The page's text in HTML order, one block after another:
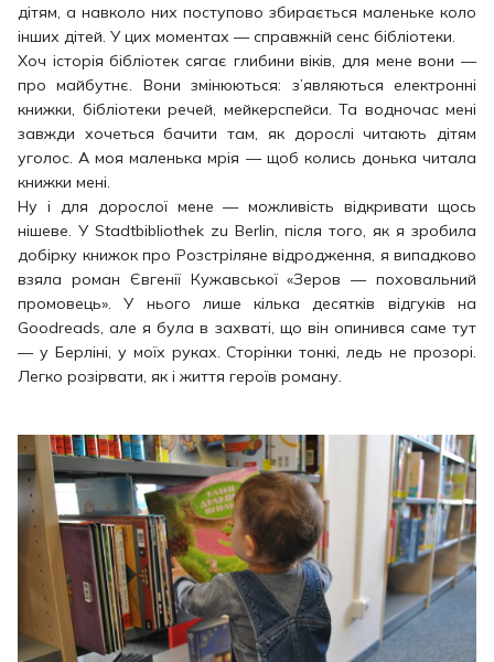
дітям, а навколо них поступово збирається маленьке коло
інших дітей. У цих моментах — справжній сенс бібліотеки.
Хоч історія бібліотек сягає глибини віків, для мене вони —
про майбутнє. Вони змінюються: з’являються електронні
книжки, бібліотеки речей, мейкерспейси. Та водночас мені
завжди хочеться бачити там, як дорослі читають дітям
уголос. А моя маленька мрія — щоб колись донька читала
книжки мені.
Ну і для дорослої мене — можливість відкривати щось
нішеве. У Stadtbibliothek zu Berlin, після того, як я зробила
добірку книжок про Розстріляне відродження, я випадково
взяла роман Євгенії Кужавської «Зеров — поховальний
промовець». У нього лише кілька десятків відгуків на
Goodreads, але я була в захваті, що він опинився саме тут
— у Берліні, у моїх руках. Сторінки тонкі, ледь не прозорі.
Легко розірвати, як і життя героїв роману.